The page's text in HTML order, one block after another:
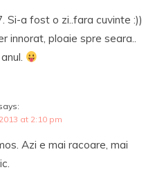
Si-a fost o zi..fara cuvinte :))
innorat, ploaie spre seara..
at 2:10 pm
Azi e mai racoare, mai